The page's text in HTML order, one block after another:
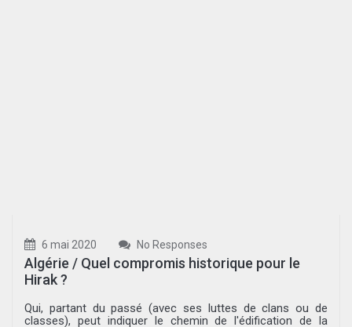
6 mai 2020 No Responses
Algérie / Quel compromis historique pour le
Hirak ?
Qui, partant du passé (avec ses luttes de clans ou de
classes), peut indiquer le chemin de l'édification de la